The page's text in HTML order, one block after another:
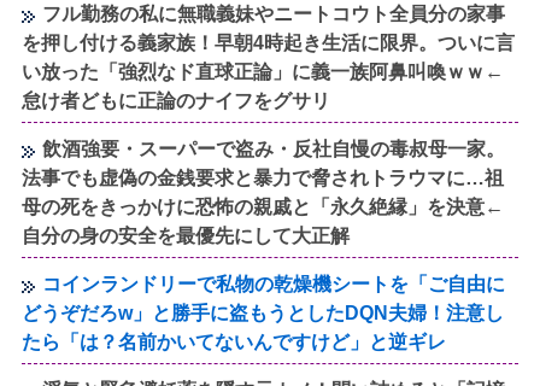
フル勤務の私に無職義妹やニートコウト全員分の家事
を押し付ける義家族！早朝4時起き生活に限界。ついに言
い放った「強烈なド直球正論」に義一族阿鼻叫喚ｗｗ←
怠け者どもに正論のナイフをグサリ
飲酒強要・スーパーで盗み・反社自慢の毒叔母一家。
法事でも虚偽の金銭要求と暴力で脅されトラウマに…祖
母の死をきっかけに恐怖の親戚と「永久絶縁」を決意←
自分の身の安全を最優先にして大正解
コインランドリーで私物の乾燥機シートを「ご自由に
どうぞだろw」と勝手に盗もうとしたDQN夫婦！注意し
たら「は？名前かいてないんですけど」と逆ギレ